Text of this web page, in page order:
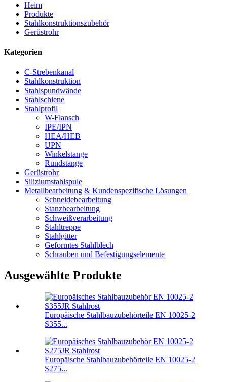
Heim
Produkte
Stahlkonstruktionszubehör
Gerüstrohr
Kategorien
C-Strebenkanal
Stahlkonstruktion
Stahlspundwände
Stahlschiene
Stahlprofil
W-Flansch
IPE/IPN
HEA/HEB
UPN
Winkelstange
Rundstange
Gerüstrohr
Siliziumstahlspule
Metallbearbeitung & Kundenspezifische Lösungen
Schneidebearbeitung
Stanzbearbeitung
Schweißverarbeitung
Stahltreppe
Stahlgitter
Geformtes Stahlblech
Schrauben und Befestigungselemente
Ausgewählte Produkte
Europäische Stahlbauzubehörteile EN 10025-2
S355...
Europäische Stahlbauzubehörteile EN 10025-2
S275...